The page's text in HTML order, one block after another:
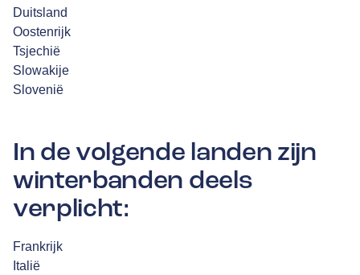
Duitsland
Oostenrijk
Tsjechië
Slowakije
Slovenië
In de volgende landen zijn
winterbanden deels
verplicht:
Frankrijk
Italië